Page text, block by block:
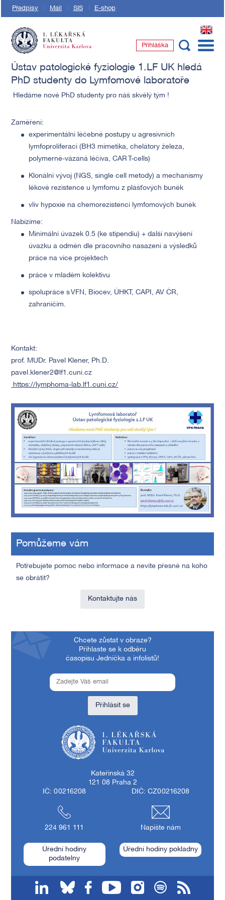
Předpisy Mail SIS E-shop
EN
Přihláška
Ústav patologické fyziologie 1.LF UK hledá
PhD studenty do Lymfomové laboratoře
Hledáme nové PhD studenty pro náš skvělý tým !
Zaměření:
experimentální léčebné postupy u agresivních
lymfoproliferací (BH3 mimetika, chelátory železa,
polymerně-vázaná léčiva, CAR T-cells)
Klonální vývoj (NGS, single cell metody) a mechanismy
lékové rezistence u lymfomu z plášťových buněk
vliv hypoxie na chemorezistenci lymfomových buněk
Nabízíme:
Minimální úvazek 0.5 (ke stipendiu) + další navýšení
úvazku a odměn dle pracovního nasazení a výsledků
práce na více projektech
práce v mladém kolektivu
spolupráce s VFN, Biocev, ÚHKT, CAPI, AV ČR,
zahraničím.
Kontakt:
prof. MUDr. Pavel Klener, Ph.D.
pavel.klener2@lf1.cuni.cz
https://lymphoma-lab.lf1.cuni.cz/
Pomůžeme vám
Potřebujete pomoc nebo informace a nevíte přesně na koho
se obrátit?
Kontaktujte nás
Chcete zůstat v obraze?
Přihlaste se k odběru
časopisu Jednička a infolistů!
Přihlásit se
Kateřinská 32
121 08 Praha 2
IČ: 00216208
DIČ: CZ00216208
224 961 111 Napište nám
Úřední hodiny
podatelny
Úřední hodiny pokladny